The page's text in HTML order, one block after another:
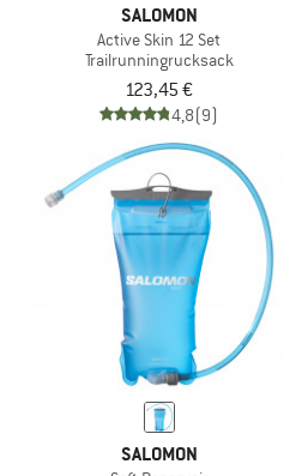
SALOMON
Active Skin 12 Set
Trailrunningrucksack
123,45 €
4,8(9)
SALOMON